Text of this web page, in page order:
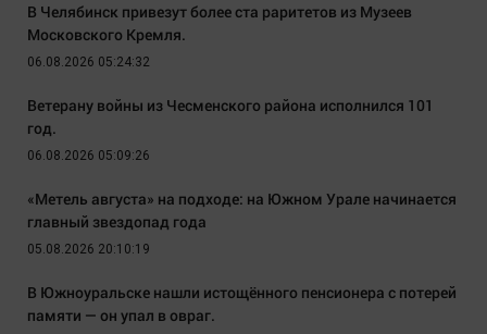
В Челябинск привезут более ста раритетов из Музеев
Московского Кремля.
06.08.2026 05:24:32
Ветерану войны из Чесменского района исполнился 101
год.
06.08.2026 05:09:26
«Метель августа» на подходе: на Южном Урале начинается
главный звездопад года
05.08.2026 20:10:19
В Южноуральске нашли истощённого пенсионера с потерей
памяти — он упал в овраг.